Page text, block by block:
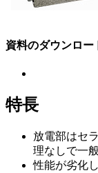
資料のダウンロー
特長
放電部はセ
理なしで一
性能が劣化